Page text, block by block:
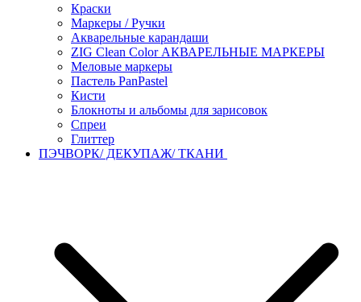
Краски
Маркеры / Ручки
Акварельные карандаши
ZIG Clean Color АКВАРЕЛЬНЫЕ МАРКЕРЫ
Меловые маркеры
Пастель PanPastel
Кисти
Блокноты и альбомы для зарисовок
Спреи
Глиттер
ПЭЧВОРК/ ДЕКУПАЖ/ ТКАНИ